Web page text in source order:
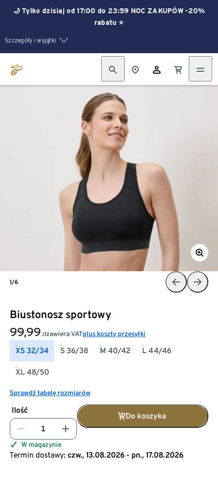
🌙 Tylko dzisiaj od 17:00 do 23:59 NOC ZAKUPÓW -20%
rabatu ⭐
Szczegóły i wyjątki
Biustonosz sportowy
99,99 złzawiera VATplus koszty przesyłki
XS 32/34 S 36/38 M 40/42 L 44/46
XL 48/50
Sprawdź tabelę rozmiarów
Ilość
Do koszyka
W magazynie
Termin dostawy: czw., 13.08.2026 - pn., 17.08.2026
1/6